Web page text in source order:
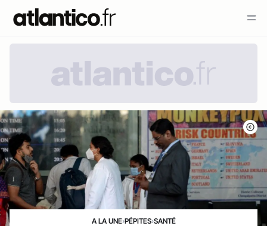
A LA UNE›PÉPITES›SANTÉ